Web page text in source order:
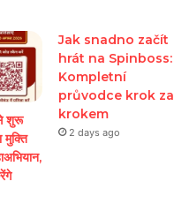
शुरू
मुक्ति
Jak snadno začít
hrát na Spinboss:
Kompletní
průvodce krok za
krokem
2 days ago